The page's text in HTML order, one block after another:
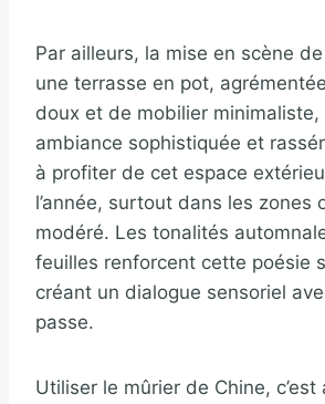
Par ailleurs, la mise en scène
une terrasse en pot,
doux et de mobilier
ambiance sophistiquée et
à profiter de cet espace
l’année, surtout dans les zones
modéré. Les tonalités
feuilles renforcent cette poésie
créant un dialogue sensoriel
passe.
Utiliser le mûrier de Chine, c’est